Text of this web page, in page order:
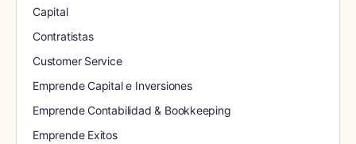
Capital
Contratistas
Customer Service
Emprende Capital e Inversiones
Emprende Contabilidad & Bookkeeping
Emprende Exitos